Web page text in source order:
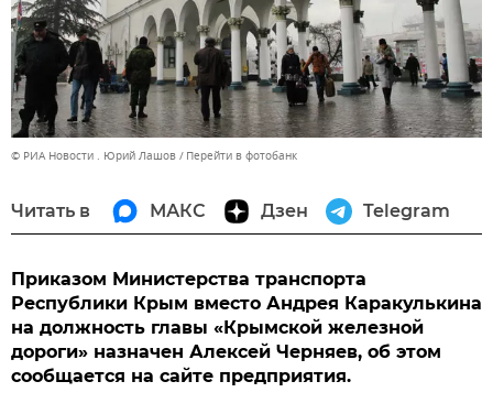
© РИА Новости . Юрий Лашов Перейти в фотобанк
Читать в МАКС Дзен Telegram
Приказом Министерства транспорта
Республики Крым вместо Андрея Каракулькина
на должность главы «Крымской железной
дороги» назначен Алексей Черняев, об этом
сообщается на сайте предприятия.